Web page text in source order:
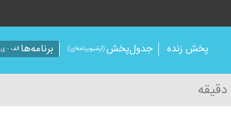
پخش زنده جدول‌پخش(آرشیو‌برنامه‌ای) برنامه‌ها الف - ی